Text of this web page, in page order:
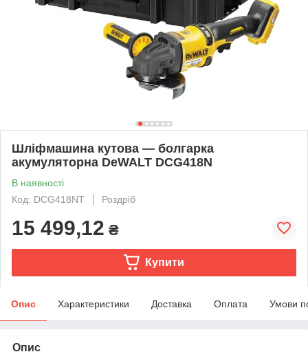
Шліфмашина кутова — болгарка
акумуляторна DeWALT DCG418N
В наявності
Код: DCG418NT
Роздріб
15 499,12 ₴
Купити
Опис Характеристики Доставка Оплата Умови
Опис